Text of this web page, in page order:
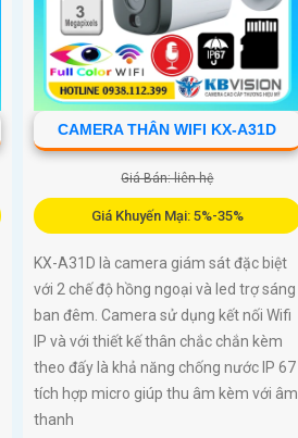
CAMERA THÂN WIFI KX-A31D
Giá Bán: liên hệ
Giá Khuyến Mại: 5%-35%
KX-A31D là camera giám sát đặc biệt
với 2 chế độ hồng ngoại và led trợ sáng
ban đêm. Camera sử dụng kết nối Wifi
IP và với thiết kế thân chắc chắn kèm
theo đấy là khả năng chống nước IP 67
tích hợp micro giúp thu âm kèm với âm
thanh